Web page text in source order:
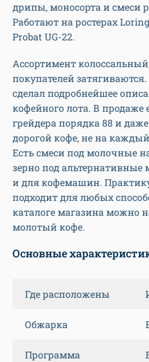
дрипы, моносорта и смеси
Работают на ростерах
Probat UG-22.
Ассортимент
покупателей
сделал подробнейшее
кофейного лота. В продаже
грейдера порядка 88 и
дорогой кофе, не на
Есть смеси под молочные
зерно под
и для кофемашин.
подходит для любых
каталоге магазина можно
молотый кофе.
Основные
Где расположены
Обжарка
Программа